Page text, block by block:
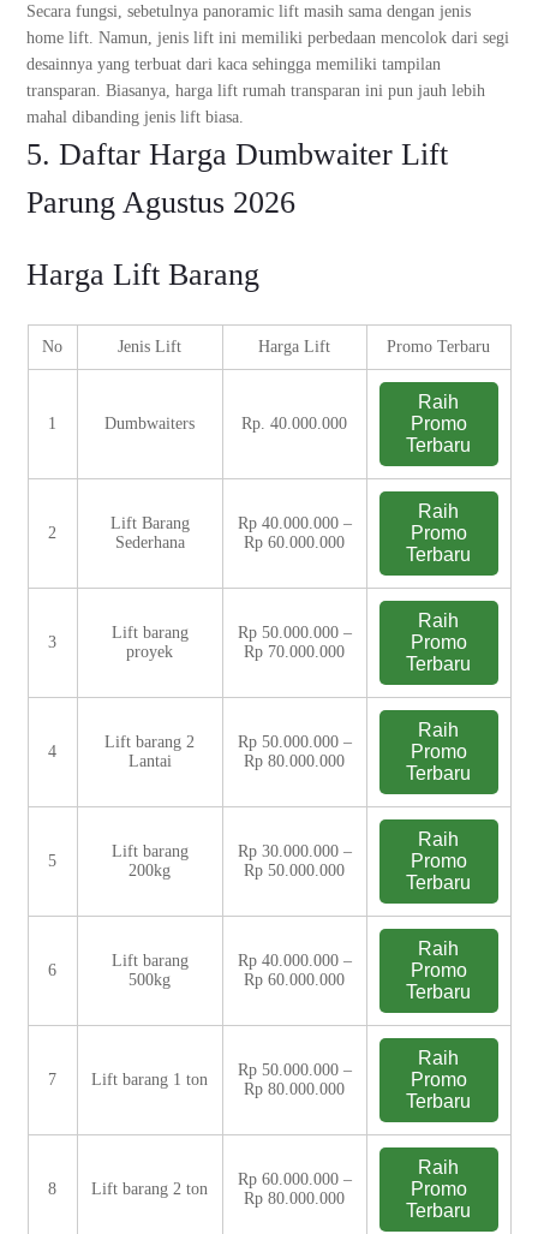
Secara fungsi, sebetulnya panoramic lift masih sama dengan jenis
home lift. Namun, jenis lift ini memiliki perbedaan mencolok dari segi
desainnya yang terbuat dari kaca sehingga memiliki tampilan
transparan. Biasanya, harga lift rumah transparan ini pun jauh lebih
mahal dibanding jenis lift biasa.
5. Daftar Harga Dumbwaiter Lift
Parung Agustus 2026
Harga Lift Barang
No Jenis Lift Harga Lift Promo Terbaru
1 Dumbwaiters Rp. 40.000.000
Raih
Promo
Terbaru
2
Lift Barang
Sederhana
Rp 40.000.000 –
Rp 60.000.000
Raih
Promo
Terbaru
3
Lift barang
proyek
Rp 50.000.000 –
Rp 70.000.000
Raih
Promo
Terbaru
4
Lift barang 2
Lantai
Rp 50.000.000 –
Rp 80.000.000
Raih
Promo
Terbaru
5
Lift barang
200kg
Rp 30.000.000 –
Rp 50.000.000
Raih
Promo
Terbaru
6
Lift barang
500kg
Rp 40.000.000 –
Rp 60.000.000
Raih
Promo
Terbaru
7 Lift barang 1 ton
Rp 50.000.000 –
Rp 80.000.000
Raih
Promo
Terbaru
8 Lift barang 2 ton
Rp 60.000.000 –
Rp 80.000.000
Raih
Promo
Terbaru